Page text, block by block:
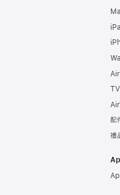
配
禮